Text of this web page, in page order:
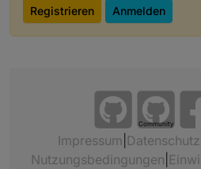
Registrieren Anmelden
Community
Impressum
Nutzungsbedingungen